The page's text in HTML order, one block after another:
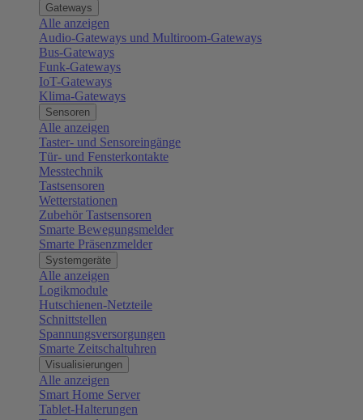
Gateways
Alle anzeigen
Audio-Gateways und Multiroom-Gateways
Bus-Gateways
Funk-Gateways
IoT-Gateways
Klima-Gateways
Sensoren
Alle anzeigen
Taster- und Sensoreingänge
Tür- und Fensterkontakte
Messtechnik
Tastsensoren
Wetterstationen
Zubehör Tastsensoren
Smarte Bewegungsmelder
Smarte Präsenzmelder
Systemgeräte
Alle anzeigen
Logikmodule
Hutschienen-Netzteile
Schnittstellen
Spannungsversorgungen
Smarte Zeitschaltuhren
Visualisierungen
Alle anzeigen
Smart Home Server
Tablet-Halterungen